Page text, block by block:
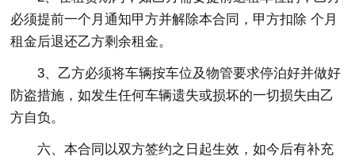
必须提前一个月通知甲方并解除本合同，甲方扣除 个月
租金后退还乙方剩余租金。
3、乙方必须将车辆按车位及物管要求停泊好并做好
防盗措施，如发生任何车辆遗失或损坏的一切损失由乙
方自负。
六、本合同以双方签约之日起生效，如今后有补充